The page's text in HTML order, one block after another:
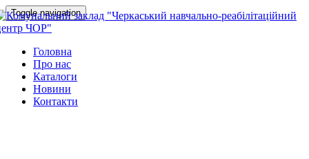
Toggle navigation
Головна
Про нас
Каталоги
Новини
Контакти